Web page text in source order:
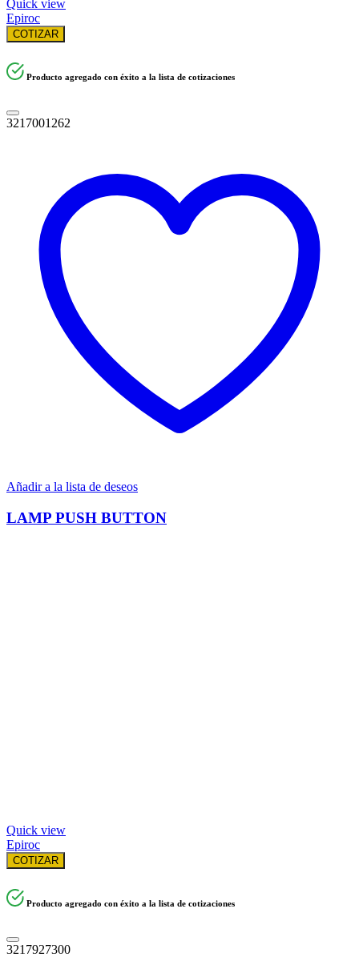
Quick view
Epiroc
COTIZAR
Producto agregado con éxito a la lista de cotizaciones
3217001262
Añadir a la lista de deseos
LAMP PUSH BUTTON
Quick view
Epiroc
COTIZAR
Producto agregado con éxito a la lista de cotizaciones
3217927300